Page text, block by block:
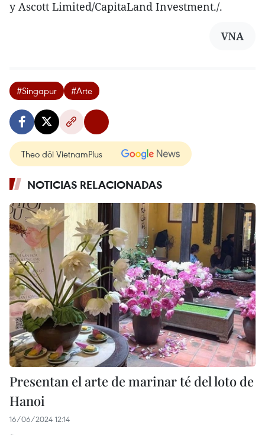
y Ascott Limited/CapitaLand Investment./.
VNA
#Singapur #Arte
Theo dõi VietnamPlus
NOTICIAS RELACIONADAS
Presentan el arte de marinar té del loto de
Hanoi
16/06/2024 12:14